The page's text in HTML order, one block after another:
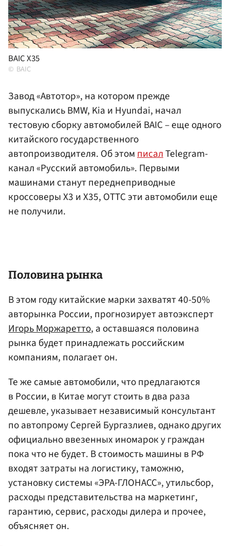
BAIC X35
BAIC
Завод «Автотор», на котором прежде
выпускались BMW, Kia и Hyundai, начал
тестовую сборку автомобилей BAIC – еще одного
китайского государственного
автопроизводителя. Об этомписалTelegram-
канал «Русский автомобиль». Первыми
машинами станут переднеприводные
кроссоверы Х3 и X35, ОТТС эти автомобили еще
не получили.
Половина рынка
В этом году китайские марки захватят 40-50%
авторынка России, прогнозирует автоэксперт
Игорь Моржаретто, а оставшаяся половина
рынка будет принадлежать российским
компаниям, полагает он.
Те же самые автомобили, что предлагаются
в России, в Китае могут стоить в два раза
дешевле, указывает независимый консультант
по автопрому Сергей Бургазлиев, однако других
официально ввезенных иномарок у граждан
пока что не будет. В стоимость машины в РФ
входят затраты на логистику, таможню,
установку системы «ЭРА-ГЛОНАСС», утильсбор,
расходы представительства на маркетинг,
гарантию, сервис, расходы дилера и прочее,
объясняет он.